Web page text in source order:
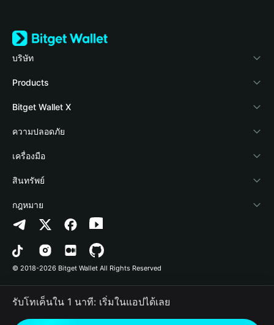
บริษัท
เกี่ยวกับ Bitget Wallet
Blog
Academy
ข่าวสารด้านคริปโต
ศูนย์ช่วยเหลือ
ติดต่อเรา
ทรัพยากรข้อมูลของแบรนด์
อาชีพ
Products
Crypto Card
Stablecoin Earn
Payfi Crypto
Crypto Swap API
Altcoin Season Index
Prediction Markets
DApp
RWA
Bitget Wallet X
นักพัฒนา
เชื่อมต่อ Wallet
Bitget Wallet Pay
ลิสต์โปรเจกต์
ความปลอดภัย
Protection Fund
เทคโนโลยีความปลอดภัย
เครื่องมือ
ซื้อคริปโต
การตรวจจับการอนุญาต
การตรวจจับสัญญา
การโอนเป็นชุด
สินทรัพย์
Arbitrum
Avalanche
Bitcoin
Polygon
กฎหมาย
นโยบายความเป็นส่วนตัว
ข้อตกลงในการใช้บริการ
© 2018-2026 Bitget Wallet All Rights Reserved
รับโทเค็นใน 1 นาที: เริ่มในแอปได้เลย